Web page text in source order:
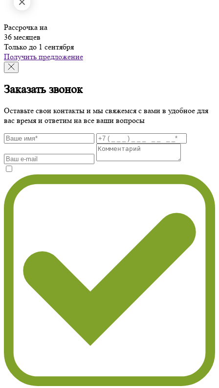
Рассрочка на
36 месяцев
Только до 1 сентября
Получить предложение
Заказать звонок
Оставьте свои контакты и мы свяжемся с вами в удобное для
вас время и ответим на все ваши вопросы